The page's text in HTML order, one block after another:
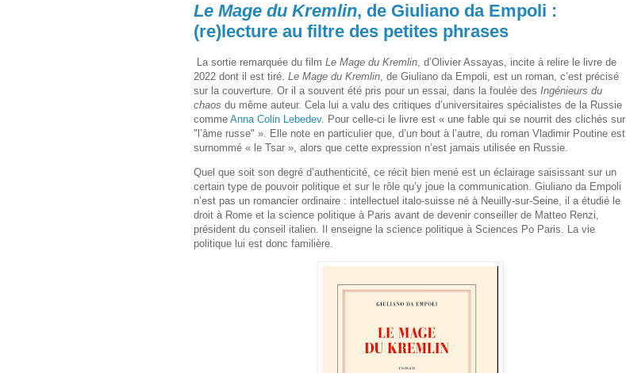
Le Mage du Kremlin, de Giuliano da Empoli :
(re)lecture au filtre des petites phrases
La sortie remarquée du film Le Mage du Kremlin , d’Olivier Assayas, incite à relire le livre de
2022 dont il est tiré. Le Mage du Kremlin , de Giuliano da Empoli, est un roman, c’est précisé
sur la couverture. Or il a souvent été pris pour un essai, dans la foulée des Ingénieurs du
chaos du même auteur. Cela lui a valu des critiques d’universitaires spécialistes de la Russie
comme Anna Colin Lebedev. Pour celle-ci le livre est « une fable qui se nourrit des clichés sur
"l’âme russe" ». Elle note en particulier que, d’un bout à l’autre, du roman Vladimir Poutine est
surnommé « le Tsar », alors que cette expression n’est jamais utilisée en Russie.
Quel que soit son degré d’authenticité, ce récit bien mené est un éclairage saisissant sur un
certain type de pouvoir politique et sur le rôle qu’y joue la communication. Giuliano da Empoli
n’est pas un romancier ordinaire : intellectuel italo-suisse né à Neuilly-sur-Seine, il a étudié le
droit à Rome et la science politique à Paris avant de devenir conseiller de Matteo Renzi,
président du conseil italien. Il enseigne la science politique à Sciences Po Paris. La vie
politique lui est donc familière.